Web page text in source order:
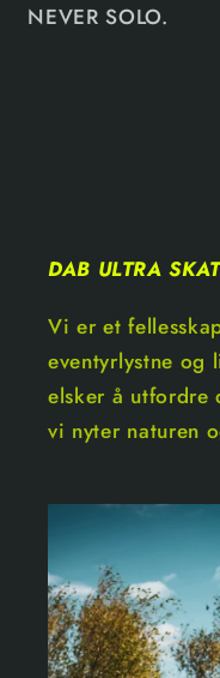
NEVER SOLO.
DAB ULTRA
Vi er et
eventyrlystne og
elsker å utfordre
vi nyter naturen